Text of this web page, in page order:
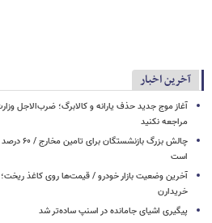
آخرین اخبار
آغاز موج جدید حذف یارانه و کالابرگ؛ ضرب‌الاجل وزارت
مراجعه نکنید
چالش بزرگ
است
آخرین وضعیت بازار خودرو / قیمت‌ها روی کاغذ ریخت؛
خریدارن
پیگیری اشیای جامانده در اسنپ ساده‌تر شد